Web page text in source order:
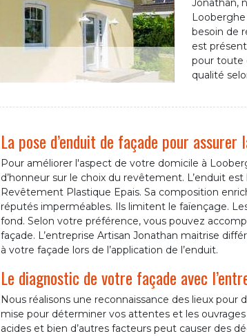
Jonathan,
besoin de
est
pour toute
qualité
La pose d’enduit de façade pour
Pour améliorer l'aspect de votre domicile à
d’honneur sur le choix du revêtement. L’enduit
Revêtement Plastique Epais. Sa composition
réputés imperméables. Ils limitent le faïençage.
fond. Selon votre préférence, vous pouvez
façade. L’entreprise Artisan Jonathan maitrise
à votre façade lors de l’application de l’enduit.
Le diagnostic de votre façade avec
Nous réalisons une reconnaissance des lieux
mise pour déterminer vos attentes et les ouvrages
acides et bien d’autres facteurs peut causer des